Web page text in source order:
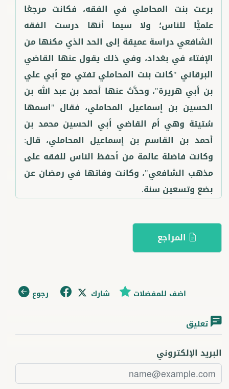
برعت بنت المحاملي في الفقه، فكانت مرجعًا
علميًّا للناس؛ ولا سيما أنها درست الفقه
الشافعي دراسة عميقة إلى الحد الذي مكنها من
الإفتاء في بغداد، وفي ذلك يقول عنها القاضي
البرقاني "كانت بنت المحاملي تفتي مع أبي علي
بن أبي هريرة"، وحدَّث عنها أحمد بن عبد الله بن
الحسين بن إسماعيل المحاملي، فقال "اسمها
سُتيتة وهي أم القاضي أبي الحسين محمد بن
أحمد بن القاسم بن إسماعيل المحاملي، قال:
وكانت فاضلة عالمة من أحفظ الناس للفقه على
مذهب الشافعي"، وكانت وفاتها في رمضان عن
بضع وتسعين سنة.
المراجع
رجوع شارك اضف للمفضلات
تعليق
البريد الإلكتروني